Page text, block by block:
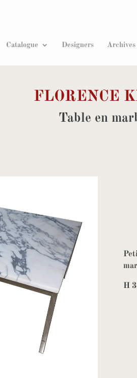
Catalogue Designers Archives
FLORENCE
Table en
H